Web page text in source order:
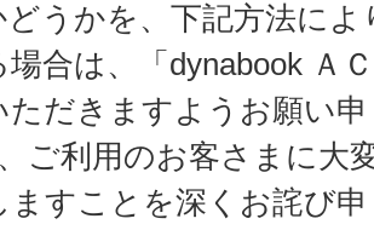
どうかを、下記方法に
場合は、「dynabook Ａ
ただきますようお願い
ご利用のお客さまに大
ますことを深くお詫び